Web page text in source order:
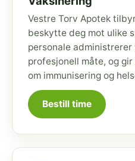
Vestre Torv Apotek
beskytte deg mot ulike
personale
profesjonell måte, og
om immunisering og
Bestill time